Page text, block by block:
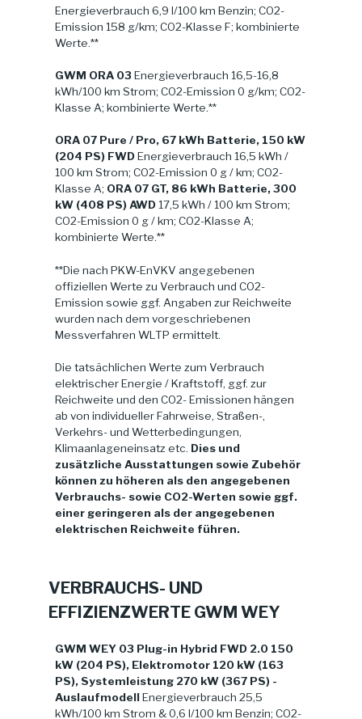
Energieverbrauch 6,9 l/100 km Benzin; CO2-
Emission 158 g/km; CO2-Klasse F; kombinierte
Werte.**
GWM ORA 03 Energieverbrauch 16,5-16,8
kWh/100 km Strom; CO2-Emission 0 g/km; CO2-
Klasse A; kombinierte Werte.**
ORA 07 Pure / Pro, 67 kWh Batterie, 150 kW
(204 PS) FWD Energieverbrauch 16,5 kWh /
100 km Strom; CO2-Emission 0 g / km; CO2-
Klasse A; ORA 07 GT, 86 kWh Batterie, 300
kW (408 PS) AWD 17,5 kWh / 100 km Strom;
CO2-Emission 0 g / km; CO2-Klasse A;
kombinierte Werte.**
**Die nach PKW-EnVKV angegebenen
offiziellen Werte zu Verbrauch und CO2-
Emission sowie ggf. Angaben zur Reichweite
wurden nach dem vorgeschriebenen
Messverfahren WLTP ermittelt.
Die tatsächlichen Werte zum Verbrauch
elektrischer Energie / Kraftstoff, ggf. zur
Reichweite und den CO2- Emissionen hängen
ab von individueller Fahrweise, Straßen-,
Verkehrs- und Wetterbedingungen,
Klimaanlageneinsatz etc. Dies und
zusätzliche Ausstattungen sowie Zubehör
können zu höheren als den angegebenen
Verbrauchs- sowie CO2-Werten sowie ggf.
einer geringeren als der angegebenen
elektrischen Reichweite führen.
VERBRAUCHS- UND
EFFIZIENZWERTE GWM WEY
GWM WEY 03 Plug-in Hybrid FWD 2.0 150
kW (204 PS), Elektromotor 120 kW (163
PS), Systemleistung 270 kW (367 PS) -
AuslaufmodellEnergieverbrauch 25,5
kWh/100 km Strom & 0,6 l/100 km Benzin; CO2-